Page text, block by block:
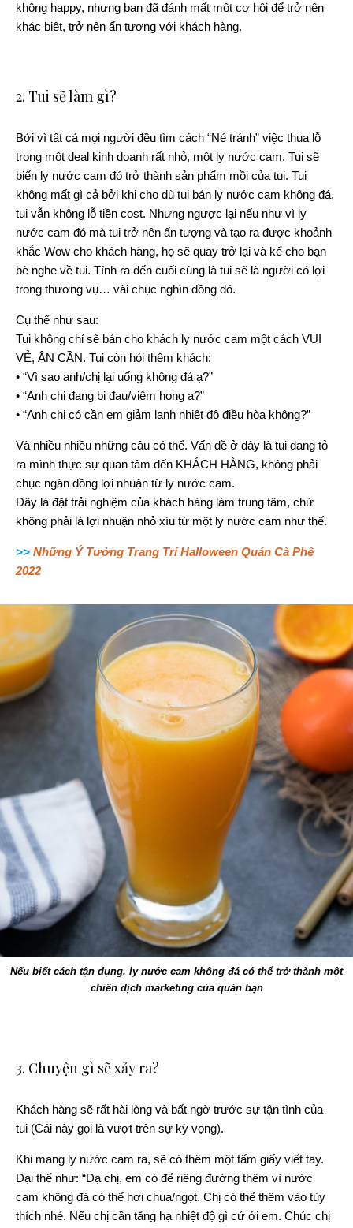
không happy, nhưng bạn đã đánh mất một cơ hội để trở nên
khác biệt, trở nên ấn tượng với khách hàng.
2. Tui sẽ làm gì?
Bởi vì tất cả mọi người đều tìm cách “Né tránh” việc thua lỗ
trong một deal kinh doanh rất nhỏ, một ly nước cam. Tui sẽ
biến ly nước cam đó trở thành sản phẩm mồi của tui. Tui
không mất gì cả bởi khi cho dù tui bán ly nước cam không đá,
tui vẫn không lỗ tiền cost. Nhưng ngược lại nếu như vì ly
nước cam đó mà tui trở nên ấn tượng và tạo ra được khoảnh
khắc Wow cho khách hàng, họ sẽ quay trở lại và kể cho bạn
bè nghe về tui. Tính ra đến cuối cùng là tui sẽ là người có lợi
trong thương vụ… vài chục nghìn đồng đó.
Cụ thể như sau:
Tui không chỉ sẽ bán cho khách ly nước cam một cách VUI
VẺ, ÂN CẦN. Tui còn hỏi thêm khách:
• “Vì sao anh/chị lại uống không đá ạ?”
• “Anh chị đang bị đau/viêm họng ạ?”
• “Anh chị có cần em giảm lạnh nhiệt độ điều hòa không?”
Và nhiều nhiều những câu có thể. Vấn đề ở đây là tui đang tỏ
ra mình thực sự quan tâm đến KHÁCH HÀNG, không phải
chục ngàn đồng lợi nhuận từ ly nước cam.
Đây là đặt trải nghiệm của khách hàng làm trung tâm, chứ
không phải là lợi nhuận nhỏ xíu từ một ly nước cam như thế.
>> Những Ý Tưởng Trang Trí Halloween Quán Cà Phê
2022
Nếu biết cách tận dụng, ly nước cam không đá có thể trở thành một
chiến dịch marketing của quán bạn
3. Chuyện gì sẽ xảy ra?
Khách hàng sẽ rất hài lòng và bất ngờ trước sự tận tình của
tui (Cái này gọi là vượt trên sự kỳ vọng).
Khi mang ly nước cam ra, sẽ có thêm một tấm giấy viết tay.
Đại thể như: “Dạ chị, em có để riêng đường thêm vì nước
cam không đá có thể hơi chua/ngọt. Chị có thể thêm vào tùy
thích nhé. Nếu chị cần tăng hạ nhiệt độ gì cứ ới em. Chúc chị